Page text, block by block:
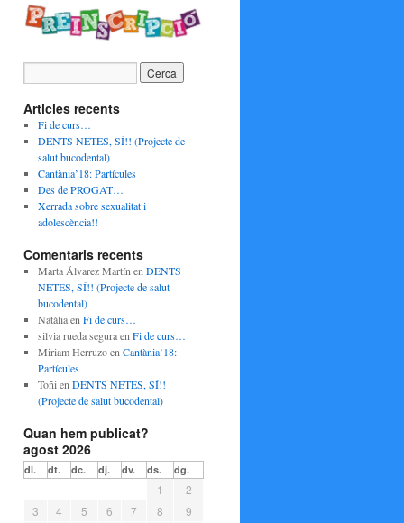
Articles recents
Fi de curs…
DENTS NETES, SÍ!! (Projecte de
salut bucodental)
Cantània’18: Partícules
Des de PROGAT…
Xerrada sobre sexualitat i
adolescència!!
Comentaris recents
Marta Álvarez Martín en DENTS
NETES, SÍ!! (Projecte de salut
bucodental)
Natàliaen Fi de curs…
silvia rueda seguraen Fi de curs…
Miriam Herruzoen Cantània’18:
Partícules
Toñi en DENTS NETES, SÍ!!
(Projecte de salut bucodental)
Quan hem publicat?
agost 2026
dl. dt. dc. dj. dv. ds. dg.
1
2
3
4 5 6 7 8
9